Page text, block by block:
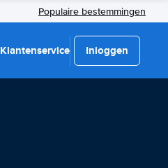
Populaire bestemmingen
Klantenservice Inloggen